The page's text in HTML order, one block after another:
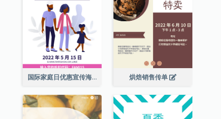
国际家庭日优惠宣传海报 烘焙销售传单